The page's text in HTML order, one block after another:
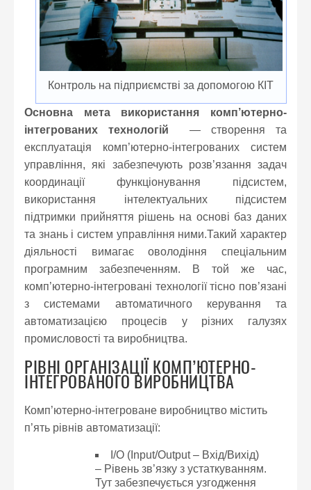
Контроль на підприємстві за допомогою КІТ
Основна мета використання комп’ютерно-
інтегрованих технологій — створення та
експлуатація комп’ютерно-інтегрованих систем
управління, які забезпечують розв’язання задач
координації функціонування підсистем,
використання інтелектуальних підсистем
підтримки прийняття рішень на основі баз даних
та знань і систем управління ними.Такий характер
діяльності вимагає оволодіння спеціальним
програмним забезпеченням. В той же час,
комп’ютерно-інтегровані технології тісно пов’язані
з системами автоматичного керування та
автоматизацією процесів у різних галузях
промисловості та виробництва.
РІВНІ ОРГАНІЗАЦІЇ КОМП’ЮТЕРНО-
ІНТЕГРОВАНОГО ВИРОБНИЦТВА
Комп’ютерно-інтегроване виробництво містить
п’ять рівнів автоматизації:
I/O (Input/Output – Вхід/Вихід)
– Рівень зв’язку з устаткуванням.
Тут забезпечується узгодження